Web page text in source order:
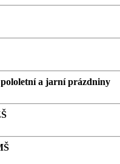
pololetní a jarní prázdniny